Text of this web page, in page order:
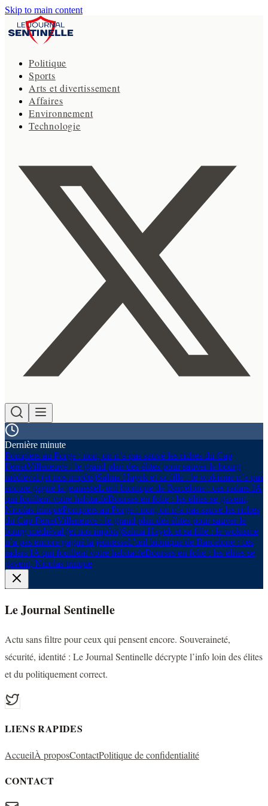
Skip to main content
Politique
Sports
Arts et divertissement
Affaires
Environnement
Technologie
Dernière minute
Pompiers au Porge : non, on n’a pas sauvé les riches du Cap
FerretVilleneuve : le grand plan des élites pour sauver le bourg
médiéval (et nos impôts)Salma Hayek et sa fille : le wokisme n’a pas
encore gagné la jeunesseL'œil bionique de Barcelone : ces radars IA
qui fouillent votre habitacleBourses en folie : les élites se gavent,
Nicolas trinquePompiers au Porge : non, on n’a pas sauvé les riches
du Cap FerretVilleneuve : le grand plan des élites pour sauver le
bourg médiéval (et nos impôts)Salma Hayek et sa fille : le wokisme
n’a pas encore gagné la jeunesseL'œil bionique de Barcelone : ces
radars IA qui fouillent votre habitacleBourses en folie : les élites se
gavent, Nicolas trinque
Le Journal Sentinelle
Actu sans filtre pour ceux qui pensent encore. Souveraineté,
sécurité, identité : Le Journal Sentinelle décrypte l’info loin des élites
et du politiquement correct.
LIENS RAPIDES
AccueilÀ proposContactPolitique de confidentialité
CONTACT